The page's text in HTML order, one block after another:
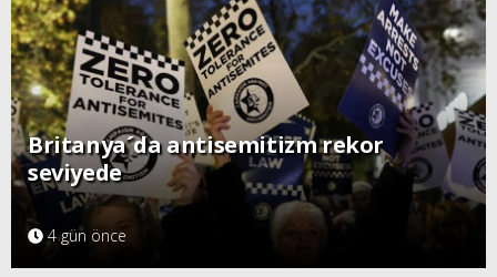
Britanya´da antisemitizm rekor
seviyede
4 gün önce